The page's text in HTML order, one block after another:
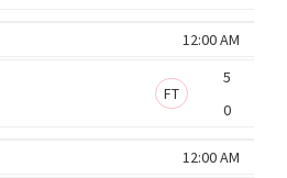
12:00 AM
5
FT
0
12:00 AM